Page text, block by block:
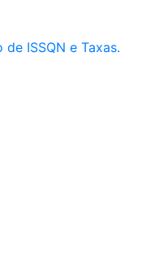
ISSQN e Taxas.